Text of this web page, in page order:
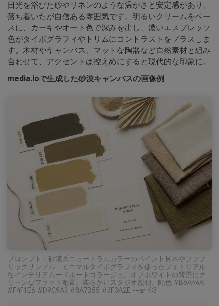
日光を浴びた砂やリネンのような温かさと安定感があり、
落ち着いたが自信ある雰囲気です。明るいクリームをベー
スに、カーキやオート色で深みを出し、濃いエスプレッソ
色がタイポグラフィやトリムにコントラストをプラスしま
す。木材やキャンバス、マットな陶器など自然素材と組み
合わせて、アクセントは控えめにすると現代的な印象に。
media.ioで生成した砂漠キャンバスの画像例
プロンプト：砂漠系ニュートラルカラーのペイント見本やファブ
リックサンプル、ミニマルタイポグラフィを使ったフォトリアル
なインテリアムードボードコラージュ。オフホワイトの背景にク
リーンなフラット配置。柔らかいスタジオ照明、配色 #B6A46A
#F4F1E6 #D9C9A3 #8A7B55 #3F3A2E --ar 4:3